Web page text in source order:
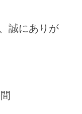
誠にありが